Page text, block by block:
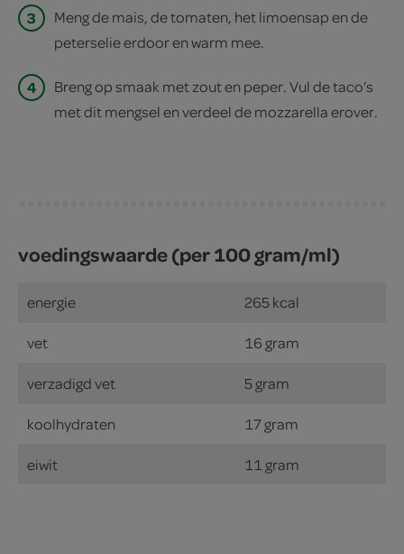
3
Meng de mais, de tomaten, het limoensap en de
peterselie erdoor en warm mee.
4
Breng op smaak met zout en peper. Vul de taco’s
met dit mengsel en verdeel de mozzarella erover.
voedingswaarde (per 100 gram/ml)
energie 265 kcal
vet 16 gram
verzadigd vet 5 gram
koolhydraten 17 gram
eiwit 11 gram